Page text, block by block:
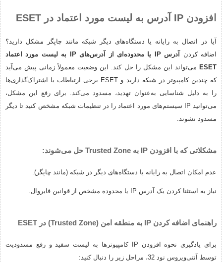
افزودن IP آدرس به لیست مورد اعتماد در ESET
آیا در اتصال به رایانه یا دستگاه‌های دیگر شبکه مانند چاپگر مشکل دارید؟
اضافه کردن
آدرس IP یا محدوده‌ای از آدرس‌های IP به لیست مورد اعتماد
ESET می‌تواند این مشکل را حل کند. این وضعیت معمولاً زمانی پیش می‌آید
که چندین کامپیوتر در شبکه دارید و ESET برخی ارتباطات یا اشتراک‌گذاری‌ها
را به دلیل شناسایی به‌عنوان تهدید، مسدود می‌کند. برای رفع این مشکل،
می‌توانید IP سیستم‌های مورد اعتماد را در تنظیمات شبکه مشخص کنید تا دیگر
مسدود نشوند.
مشکلاتی که با افزودن IP به Trusted Zone حل می‌شوند:
عدم امکان اتصال به رایانه یا دستگاه‌های دیگر در شبکه (مانند چاپگر).
نیاز به استثنا کردن یک آدرس IP یا محدوده مشخص از قوانین فایروال.
راهنمای اضافه کردن IP به منطقه امن (Trusted Zone) در ESET
برای یادگیری نحوه افزودن IP کامپیوترها به لیست سفید و رفع مسدودیت
توسط آنتی‌ویروس نود 32، مراحل زیر را دنبال کنید: